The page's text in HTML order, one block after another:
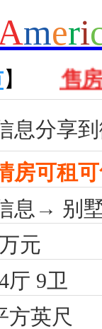
meri
】
【 售房
息分享
房可租
息→ 别
元
厅 9卫
方英尺